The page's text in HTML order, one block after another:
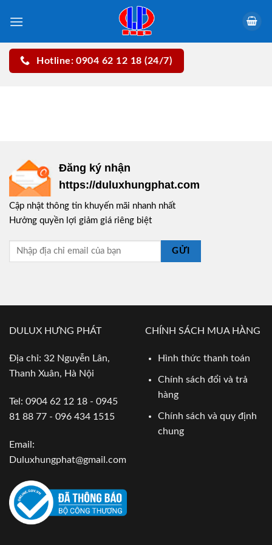
Hotline: 0904 62 12 18 (24/7)
Đăng ký nhận
https://duluxhungphat.com
Cập nhật thông tin khuyến mãi nhanh nhất
Hưởng quyền lợi giảm giá riêng biệt
GỬI
DULUX HƯNG PHÁT
Địa chỉ: 32 Nguyễn Lân,
Thanh Xuân, Hà Nội
Tel: 0904 62 12 18 - 0945
81 88 77 - 096 434 1515
Email:
Duluxhungphat@gmail.com
CHÍNH SÁCH MUA HÀNG
Hình thức thanh toán
Chính sách đổi và trả
hàng
Chính sách và quy định
chung